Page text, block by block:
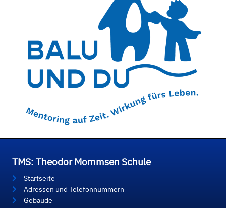
TMS: Theodor Mommsen Schule
Startseite
Adressen und Telefonnummern
Gebäude